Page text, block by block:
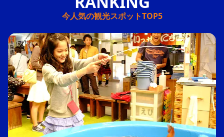
今人気の観光スポットTOP5